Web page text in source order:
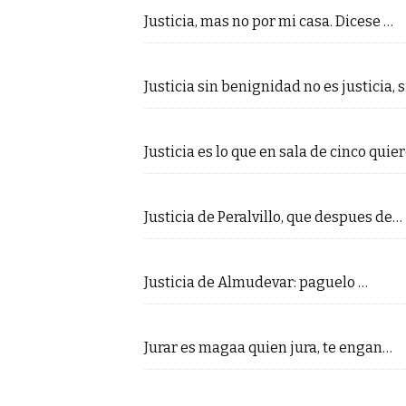
Justicia, mas no por mi casa. Dicese …
Justicia sin benignidad no es justicia,
Justicia es lo que en sala de cinco
Justicia de Peralvillo, que despues de…
Justicia de Almudevar: paguelo …
Jurar es magaa quien jura, te engan…